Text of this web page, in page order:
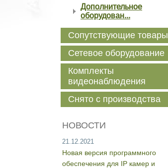
Дополнительное
оборудован...
Сопутствующие товары
Сетевое оборудование
Комплекты
видеонаблюдения
Снято с производства
НОВОСТИ
21.12.2021
Новая версия программного
обеспечения для IP камер и